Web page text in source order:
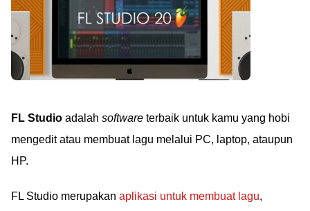
FL Studio adalah software terbaik untuk kamu yang hobi
mengedit atau membuat lagu melalui PC, laptop, ataupun
HP.
FL Studio merupakan aplikasi untuk membuat lagu,